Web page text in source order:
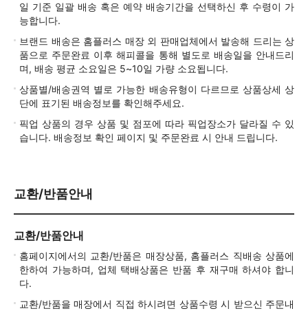
일 기준 일괄 배송 혹은 예약 배송기간을 선택하신 후 수령이 가
능합니다.
브랜드 배송은 홈플러스 매장 외 판매업체에서 발송해 드리는 상
품으로 주문완료 이후 해피콜을 통해 별도로 배송일을 안내드리
며, 배송 평균 소요일은 5~10일 가량 소요됩니다.
상품별/배송권역 별로 가능한 배송유형이 다르므로 상품상세 상
단에 표기된 배송정보를 확인해주세요.
픽업 상품의 경우 상품 및 점포에 따라 픽업장소가 달라질 수 있
습니다. 배송정보 확인 페이지 및 주문완료 시 안내 드립니다.
교환/반품안내
교환/반품안내
홈페이지에서의 교환/반품은 매장상품, 홈플러스 직배송 상품에
한하여 가능하며, 업체 택배상품은 반품 후 재구매 하셔야 합니
다.
교환/반품을 매장에서 직접 하시려면 상품수령 시 받으신 주문내